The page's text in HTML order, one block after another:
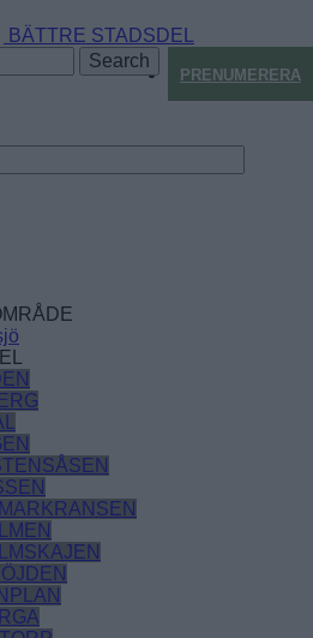
BÄTTRE STADSDEL
PRENUMERERA